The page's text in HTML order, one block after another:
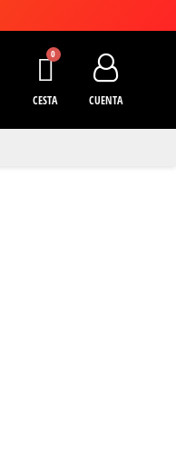
CESTA CUENTA